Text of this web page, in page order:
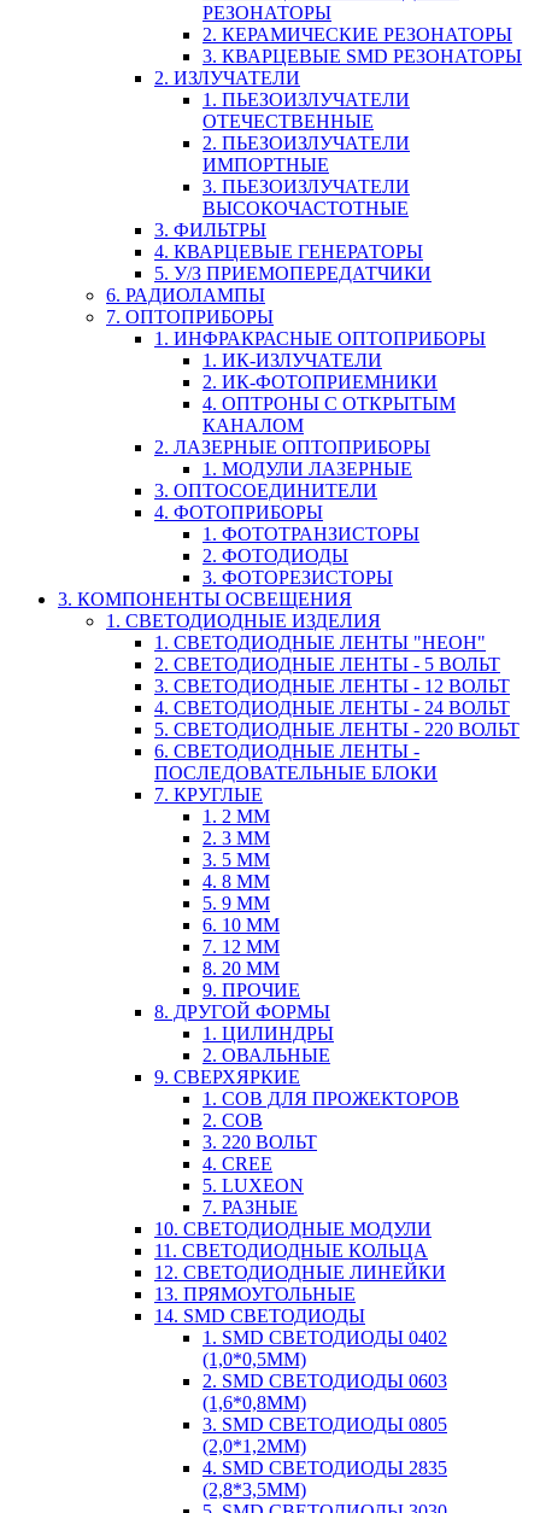
РЕЗОНАТОРЫ
2. КЕРАМИЧЕСКИЕ РЕЗОНАТОРЫ
3. КВАРЦЕВЫЕ SMD РЕЗОНАТОРЫ
2. ИЗЛУЧАТЕЛИ
1. ПЬЕЗОИЗЛУЧАТЕЛИ
ОТЕЧЕСТВЕННЫЕ
2. ПЬЕЗОИЗЛУЧАТЕЛИ
ИМПОРТНЫЕ
3. ПЬЕЗОИЗЛУЧАТЕЛИ
ВЫСОКОЧАСТОТНЫЕ
3. ФИЛЬТРЫ
4. КВАРЦЕВЫЕ ГЕНЕРАТОРЫ
5. У/З ПРИЕМОПЕРЕДАТЧИКИ
6. РАДИОЛАМПЫ
7. ОПТОПРИБОРЫ
1. ИНФРАКРАСНЫЕ ОПТОПРИБОРЫ
1. ИК-ИЗЛУЧАТЕЛИ
2. ИК-ФОТОПРИЕМНИКИ
4. ОПТРОНЫ С ОТКРЫТЫМ
КАНАЛОМ
2. ЛАЗЕРНЫЕ ОПТОПРИБОРЫ
1. МОДУЛИ ЛАЗЕРНЫЕ
3. ОПТОСОЕДИНИТЕЛИ
4. ФОТОПРИБОРЫ
1. ФОТОТРАНЗИСТОРЫ
2. ФОТОДИОДЫ
3. ФОТОРЕЗИСТОРЫ
3. КОМПОНЕНТЫ ОСВЕЩЕНИЯ
1. СВЕТОДИОДНЫЕ ИЗДЕЛИЯ
1. СВЕТОДИОДНЫЕ ЛЕНТЫ "НЕОН"
2. СВЕТОДИОДНЫЕ ЛЕНТЫ - 5 ВОЛЬТ
3. СВЕТОДИОДНЫЕ ЛЕНТЫ - 12 ВОЛЬТ
4. СВЕТОДИОДНЫЕ ЛЕНТЫ - 24 ВОЛЬТ
5. СВЕТОДИОДНЫЕ ЛЕНТЫ - 220 ВОЛЬТ
6. СВЕТОДИОДНЫЕ ЛЕНТЫ -
ПОСЛЕДОВАТЕЛЬНЫЕ БЛОКИ
7. КРУГЛЫЕ
1. 2 ММ
2. 3 ММ
3. 5 ММ
4. 8 ММ
5. 9 ММ
6. 10 ММ
7. 12 ММ
8. 20 ММ
9. ПРОЧИЕ
8. ДРУГОЙ ФОРМЫ
1. ЦИЛИНДРЫ
2. ОВАЛЬНЫЕ
9. СВЕРХЯРКИЕ
1. COB ДЛЯ ПРОЖЕКТОРОВ
2. COB
3. 220 ВОЛЬТ
4. CREE
5. LUXEON
7. РАЗНЫЕ
10. СВЕТОДИОДНЫЕ МОДУЛИ
11. СВЕТОДИОДНЫЕ КОЛЬЦА
12. СВЕТОДИОДНЫЕ ЛИНЕЙКИ
13. ПРЯМОУГОЛЬНЫЕ
14. SMD СВЕТОДИОДЫ
1. SMD СВЕТОДИОДЫ 0402
(1,0*0,5ММ)
2. SMD СВЕТОДИОДЫ 0603
(1,6*0,8ММ)
3. SMD СВЕТОДИОДЫ 0805
(2,0*1,2ММ)
4. SMD СВЕТОДИОДЫ 2835
(2,8*3,5ММ)